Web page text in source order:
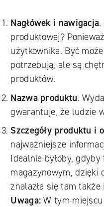
Nagłówek i nawigacja
produktowej?
użytkownika. Być
potrzebują, ale są
produktów.
Nazwa produktu.
gwarantuje, że ludzie
Szczegóły produktu i
najważniejsze
Idealnie byłoby,
magazynowym, dzięki
znalazła się tam
Uwaga: W tym